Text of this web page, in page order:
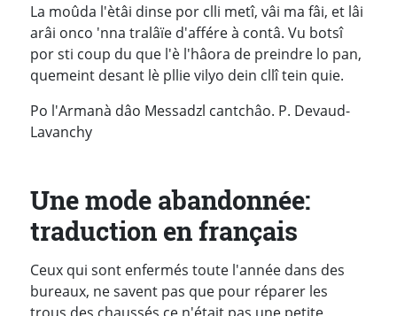
La moûda l'ètâi dinse por clli metî, vâi ma fâi, et lâi
arâi onco 'nna tralâïe d'affére à contâ. Vu botsî
por sti coup du que l'è l'hâora de preindre lo pan,
quemeint desant lè pllie vilyo dein cllî tein quie.
Po l'Armanà dâo Messadzl cantchâo. P. Devaud-
Lavanchy
Une mode abandonnée:
traduction en français
Ceux qui sont enfermés toute l'année dans des
bureaux, ne savent pas que pour réparer les